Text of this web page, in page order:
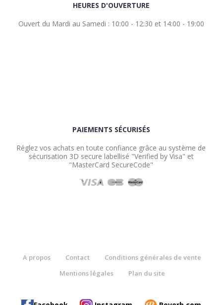
HEURES D'OUVERTURE
Ouvert du Mardi au Samedi : 10:00 - 12:30 et 14:00 - 19:00
PAIEMENTS SÉCURISÉS
Réglez vos achats en toute confiance grâce au système de
sécurisation 3D secure labellisé "Verified by Visa" et
"MasterCard SecureCode"
A propos Contact
Conditions générales de vente
Mentions légales
Plan du site